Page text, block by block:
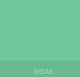
İMSAK